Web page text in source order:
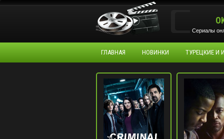
Сериалы
ГЛАВНАЯ НОВИНКИ ТУРЕЦКИЕ И